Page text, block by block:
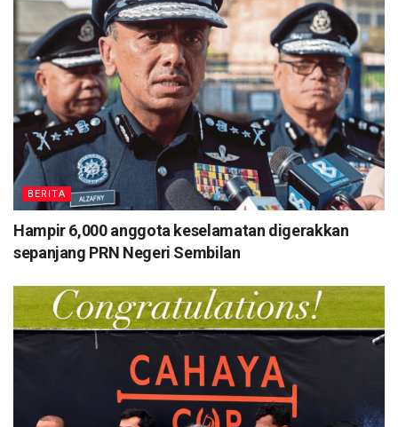
BERITA
Hampir 6,000 anggota keselamatan digerakkan
sepanjang PRN Negeri Sembilan